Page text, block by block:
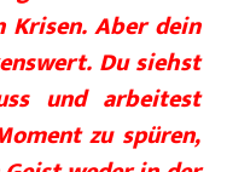
Krisen. Aber dein
Du siehst
und arbeitest
zu spüren,